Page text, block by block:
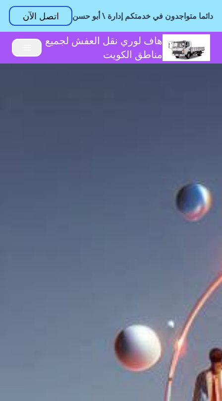
دائما متواجدون في خدمتكم إدارة \ أبو حسن اتصل الآن
هاف لوري نقل العفش لجميع
مناطق الكويت